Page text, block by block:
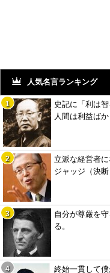
人気名言ランキング
史記に「利は
人間は利益ば
立派な経営者
ジャッジ（決断
自分が尊厳を
る。
終始一貫して